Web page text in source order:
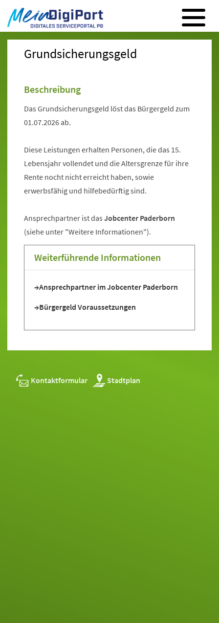
Digitales Serviceportal Paderborn
Zur Hauptnavigation
Zum Inhalt
Zum Footer
Grundsicherungsgeld
Beschreibung
Das Grundsicherungsgeld löst das Bürgergeld zum
01.07.2026 ab.
Diese Leistungen erhalten Personen, die das 15.
Lebensjahr vollendet und die Altersgrenze für ihre
Rente nocht nicht erreicht haben, sowie
erwerbsfähig und hilfebedürftig sind.
Ansprechpartner ist das Jobcenter Paderborn
(siehe unter "Weitere Informationen").
Weiterführende Informationen
Ansprechpartner im Jobcenter Paderborn
Bürgergeld Voraussetzungen
Kontaktformular Stadtplan